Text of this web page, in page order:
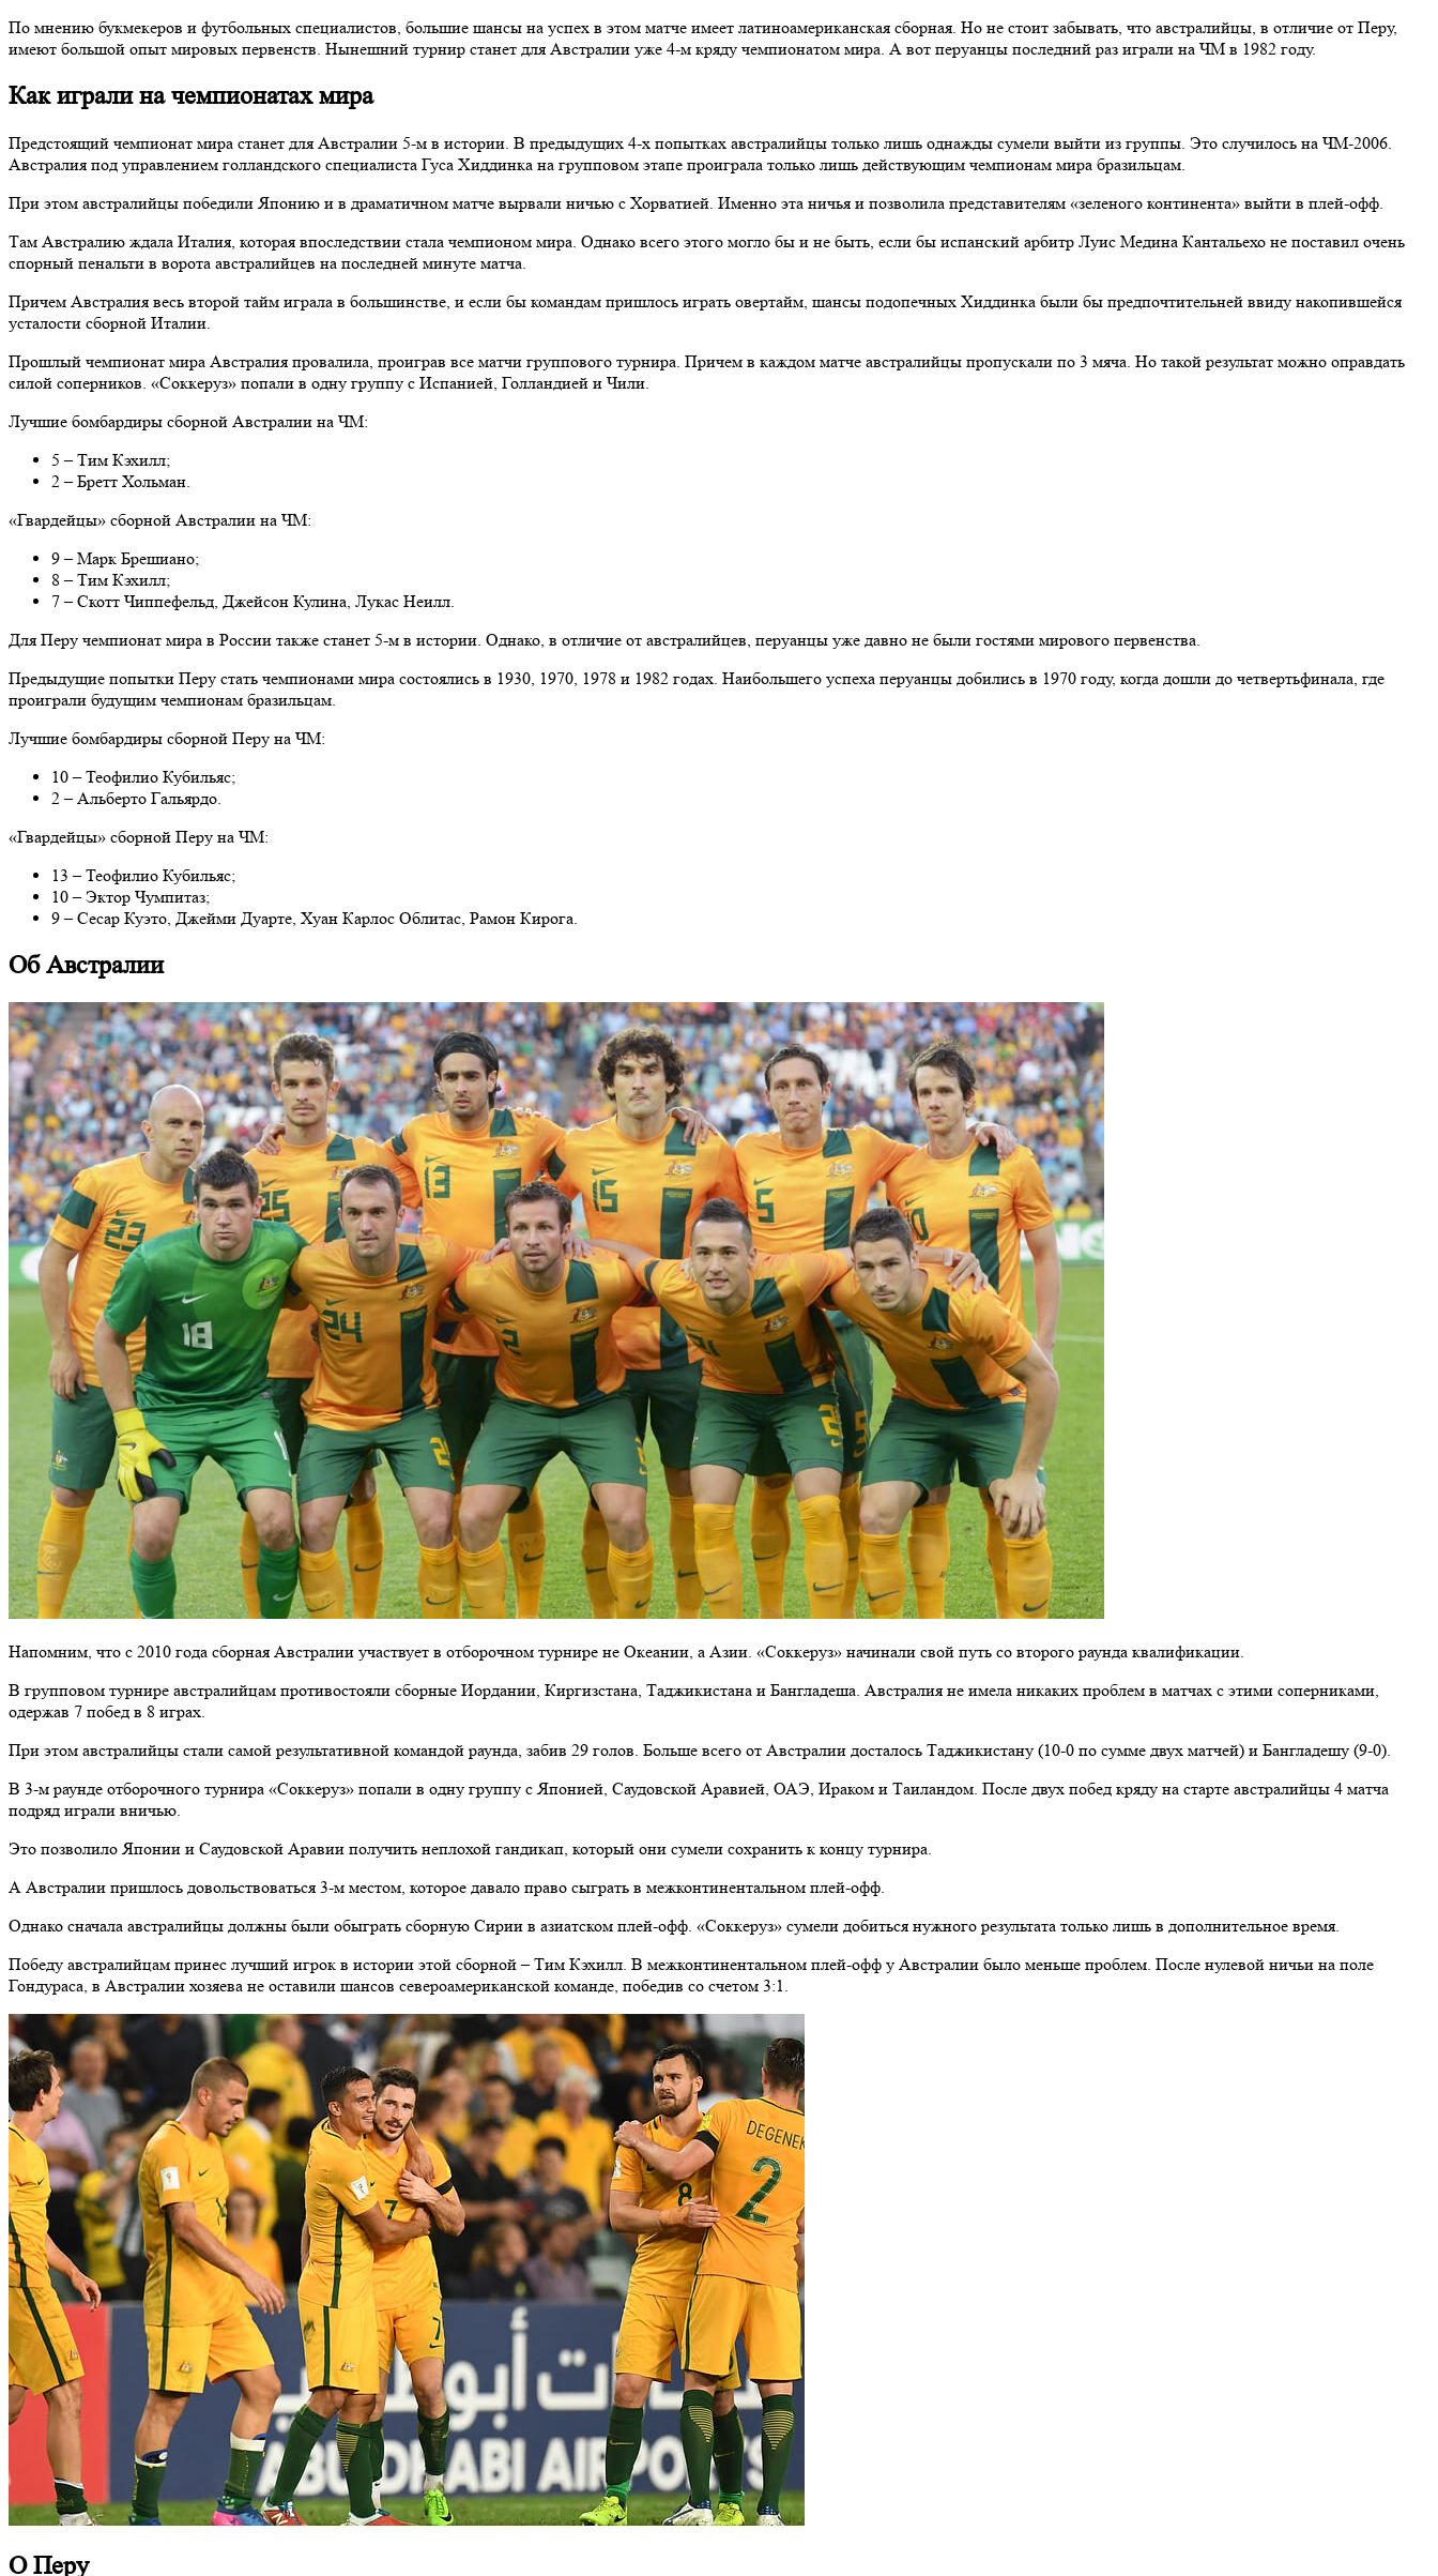
По мнению букмекеров и футбольных специалистов, большие шансы на успех в этом матче имеет латиноамериканская сборная. Но не стоит забывать, что австралийцы, в отличие от Перу,
имеют большой опыт мировых первенств. Нынешний турнир станет для Австралии уже 4-м кряду чемпионатом мира. А вот перуанцы последний раз играли на ЧМ в 1982 году.
Как играли на чемпионатах мира
Предстоящий чемпионат мира станет для Австралии 5-м в истории. В предыдущих 4-х попытках австралийцы только лишь однажды сумели выйти из группы. Это случилось на ЧМ-2006.
Австралия под управлением голландского специалиста Гуса Хиддинка на групповом этапе проиграла только лишь действующим чемпионам мира бразильцам.
При этом австралийцы победили Японию и в драматичном матче вырвали ничью с Хорватией. Именно эта ничья и позволила представителям «зеленого континента» выйти в плей-офф.
Там Австралию ждала Италия, которая впоследствии стала чемпионом мира. Однако всего этого могло бы и не быть, если бы испанский арбитр Луис Медина Кантальехо не поставил очень
спорный пенальти в ворота австралийцев на последней минуте матча.
Причем Австралия весь второй тайм играла в большинстве, и если бы командам пришлось играть овертайм, шансы подопечных Хиддинка были бы предпочтительней ввиду накопившейся
усталости сборной Италии.
Прошлый чемпионат мира Австралия провалила, проиграв все матчи группового турнира. Причем в каждом матче австралийцы пропускали по 3 мяча. Но такой результат можно оправдать
силой соперников. «Соккеруз» попали в одну группу с Испанией, Голландией и Чили.
Лучшие бомбардиры сборной Австралии на ЧМ:
5 – Тим Кэхилл;
2 – Бретт Хольман.
«Гвардейцы» сборной Австралии на ЧМ:
9 – Марк Брешиано;
8 – Тим Кэхилл;
7 – Скотт Чиппефельд, Джейсон Кулина, Лукас Неилл.
Для Перу чемпионат мира в России также станет 5-м в истории. Однако, в отличие от австралийцев, перуанцы уже давно не были гостями мирового первенства.
Предыдущие попытки Перу стать чемпионами мира состоялись в 1930, 1970, 1978 и 1982 годах. Наибольшего успеха перуанцы добились в 1970 году, когда дошли до четвертьфинала, где
проиграли будущим чемпионам бразильцам.
Лучшие бомбардиры сборной Перу на ЧМ:
10 – Теофилио Кубильяс;
2 – Альберто Гальярдо.
«Гвардейцы» сборной Перу на ЧМ:
13 – Теофилио Кубильяс;
10 – Эктор Чумпитаз;
9 – Сесар Куэто, Джейми Дуарте, Хуан Карлос Облитас, Рамон Кирога.
Об Австралии
Напомним, что с 2010 года сборная Австралии участвует в отборочном турнире не Океании, а Азии. «Соккеруз» начинали свой путь со второго раунда квалификации.
В групповом турнире австралийцам противостояли сборные Иордании, Киргизстана, Таджикистана и Бангладеша. Австралия не имела никаких проблем в матчах с этими соперниками,
одержав 7 побед в 8 играх.
При этом австралийцы стали самой результативной командой раунда, забив 29 голов. Больше всего от Австралии досталось Таджикистану (10-0 по сумме двух матчей) и Бангладешу (9-0).
В 3-м раунде отборочного турнира «Соккеруз» попали в одну группу с Японией, Саудовской Аравией, ОАЭ, Ираком и Таиландом. После двух побед кряду на старте австралийцы 4 матча
подряд играли вничью.
Это позволило Японии и Саудовской Аравии получить неплохой гандикап, который они сумели сохранить к концу турнира.
А Австралии пришлось довольствоваться 3-м местом, которое давало право сыграть в межконтинентальном плей-офф.
Однако сначала австралийцы должны были обыграть сборную Сирии в азиатском плей-офф. «Соккеруз» сумели добиться нужного результата только лишь в дополнительное время.
Победу австралийцам принес лучший игрок в истории этой сборной – Тим Кэхилл. В межконтинентальном плей-офф у Австралии было меньше проблем. После нулевой ничьи на поле
Гондураса, в Австралии хозяева не оставили шансов североамериканской команде, победив со счетом 3:1.
О Перу